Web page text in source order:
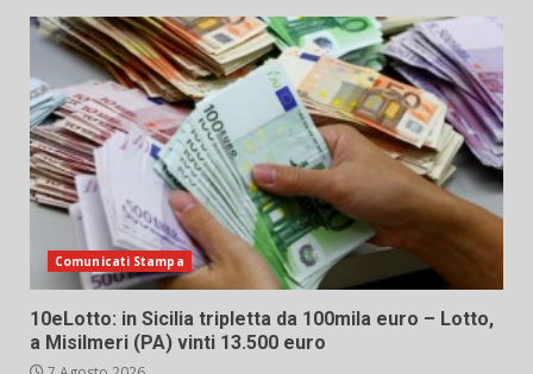
Comunicati Stampa
10eLotto: in Sicilia tripletta da 100mila euro – Lotto,
a Misilmeri (PA) vinti 13.500 euro